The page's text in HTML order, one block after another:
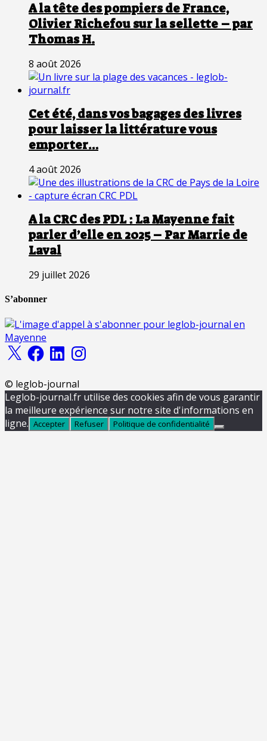
A la tête des pompiers de France,
Olivier Richefou sur la sellette – par
Thomas H.
8 août 2026
Cet été, dans vos bagages des livres
pour laisser la littérature vous
emporter…
4 août 2026
A la CRC des PDL : La Mayenne fait
parler d’elle en 2025 – Par Marrie de
Laval
29 juillet 2026
S’abonner
X FacebookLinkedInInstagram
© leglob-journal
Leglob-journal.fr utilise des cookies afin de vous garantir
la meilleure expérience sur notre site d'informations en
ligne. Accepter Refuser Politique de confidentialité